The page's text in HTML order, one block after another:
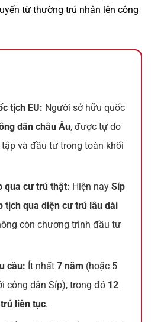
từ thường trú nhân lên công
tịch EU: Người sở hữu quốc
dân châu Âu, được tự do
và đầu tư trong toàn khối
qua cư trú thật: Hiện naySíp
tịch qua diện cư trú lâu dài
còn chương trình đầu tư
cầu: Ít nhất7 năm (hoặc 5
công dân Síp), trong đó 12
liên tục.